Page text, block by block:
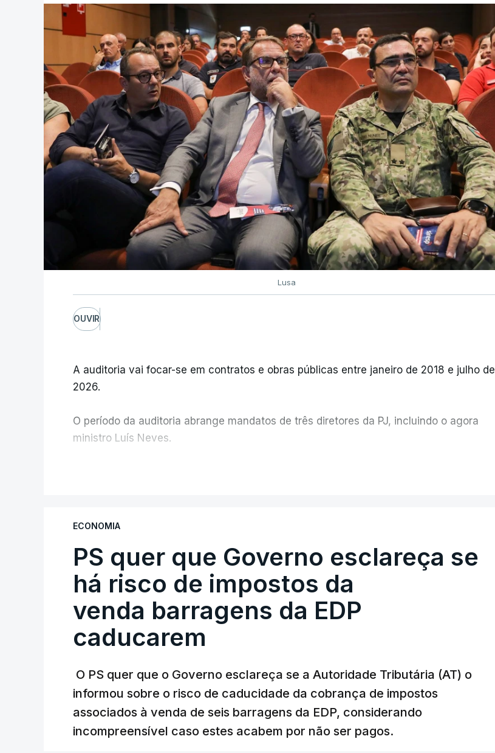
Lusa
OUVIR
A auditoria vai focar-se em contratos e obras públicas entre janeiro de 2018 e julho de
2026.
O período da auditoria abrange mandatos de três diretores da PJ, incluindo o agora
ministro Luís Neves.
Não há prazos fixados para a conclusão desta avaliação à Polícia Judiciária.
Do início da polémica com a revelação de obras a título pessoal, numa propriedade no
Alentejo, feitas pelo mesmo empreiteiro contratado 17 vezes para obras na Polícia
Judiciária (PJ) até aos últimos dias, em que até do Governo surgiram ordens para mais
inquéritos e averiguações aos seus mandatos à frente da polícia criminal, Luís Neves
está há praticamente um mês sem sair do topo das notícias.
ARTIGOS RELACIONADOS
Nova polémica com Luís Neves. Ministro nega favorecimento a
ECONOMIA
PS quer que Governo esclareça se
há risco de impostos da
venda barragens da EDP
caducarem
O PS quer que o Governo esclareça se a Autoridade Tributária (AT) o
informou sobre o risco de caducidade da cobrança de impostos
associados à venda de seis barragens da EDP, considerando
incompreensível caso estes acabem por não ser pagos.